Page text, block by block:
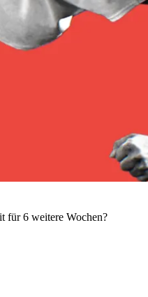
für 6 weitere Wochen?